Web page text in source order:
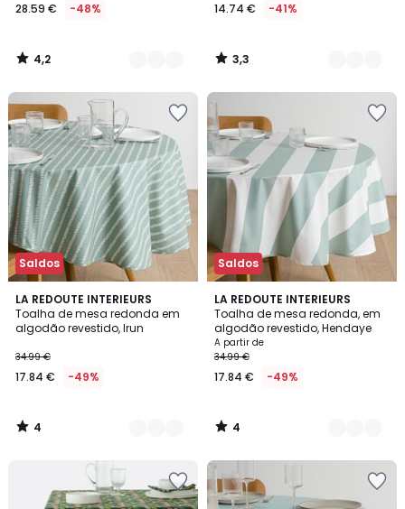
28.59 € -48%
4,2
/
14.74 € -41%
3,3
/
Saldos
LA REDOUTE INTERIEURS
Toalha de mesa redonda em
algodão revestido, Irun
34.99 €
17.84 € -49%
4
/
5
3
Cores
4
/
Saldos
LA REDOUTE INTERIEURS
Toalha de mesa redonda, em
algodão revestido, Hendaye
A partir de
34.99 €
17.84 € -49%
4
/
5
2
Cores
4
/